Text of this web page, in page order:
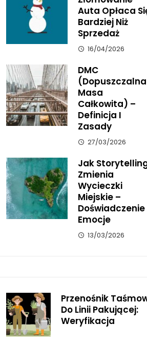
Auta Opłaca
Bardziej Niż
Sprzedaż
16/04/2026
DMC
(dopuszczalna
Masa
Całkowita) –
Definicja I
Zasady
27/03/2026
Jak
Zmienia
Wycieczki
Miejskie –
Doświadczenie
Emocje
13/03/2026
Przenośnik
Do Linii Pakującej:
Weryfikacja